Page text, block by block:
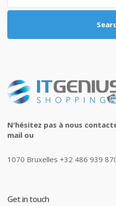
N'hésitez pas à nous
mail ou
1070 Bruxelles +32 486 939
Get in touch